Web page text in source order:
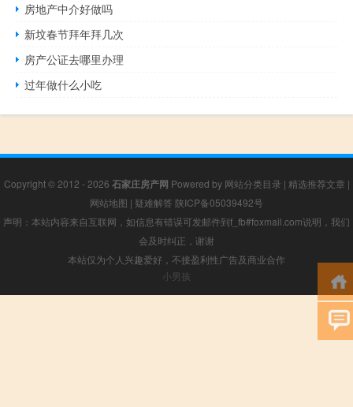
房地产中介好做吗
新坟春节拜年拜几次
房产公证去哪里办理
过年做什么小吃
Copyright © 2012 - 2026 石家庄房产网 Powered by 网站分类目录 | 精选推荐文章 |
网站地图 | 疑难解答 陕ICP备05039492号
声明：本站内容来自互联网，如信息有错误可发邮件到f_fb#foxmail.com说明，我们
会及时纠正，谢谢
本站仅为个人兴趣爱好，不接盈利性广告及商业合作
小男孩